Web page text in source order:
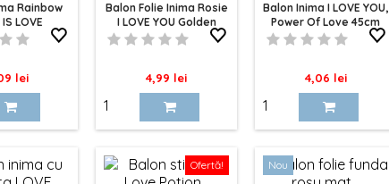
Rainbow
LOVE
lei
Balon Folie Inima Rosie
I LOVE YOU Golden
45cm
Pret
4,99 lei
Balon Inima I LOVE YOU,
Power Of Love 45cm
Pret
4,06 lei
Ofertă! Nou